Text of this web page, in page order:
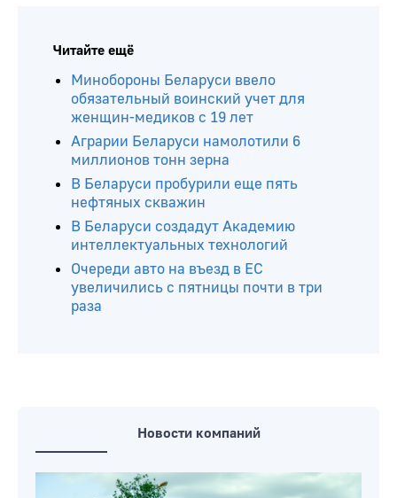
Читайте ещё
Минобороны Беларуси ввело
обязательный воинский учет для
женщин-медиков с 19 лет
Аграрии Беларуси намолотили 6
миллионов тонн зерна
В Беларуси пробурили еще пять
нефтяных скважин
В Беларуси создадут Академию
интеллектуальных технологий
Очереди авто на въезд в ЕС
увеличились с пятницы почти в три
раза
Новости компаний